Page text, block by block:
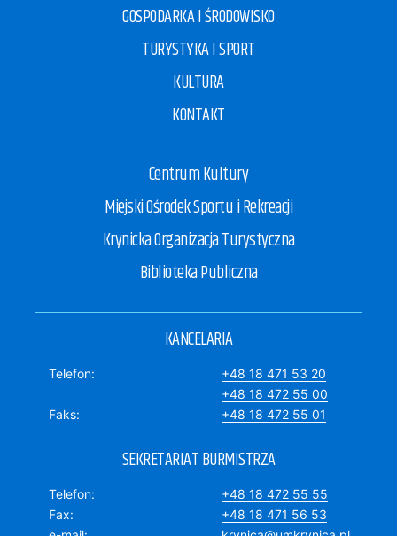
GOSPODARKA I ŚRODOWISKO
TURYSTYKA I SPORT
KULTURA
KONTAKT
Centrum Kultury
Miejski Ośrodek Sportu i Rekreacji
Krynicka Organizacja Turystyczna
Biblioteka Publiczna
KANCELARIA
Telefon
+48 18 471 53 20
+48 18 472 55 00
Faks
+48 18 472 55 01
SEKRETARIAT BURMISTRZA
Telefon
+48 18 472 55 55
Fax
+48 18 471 56 53